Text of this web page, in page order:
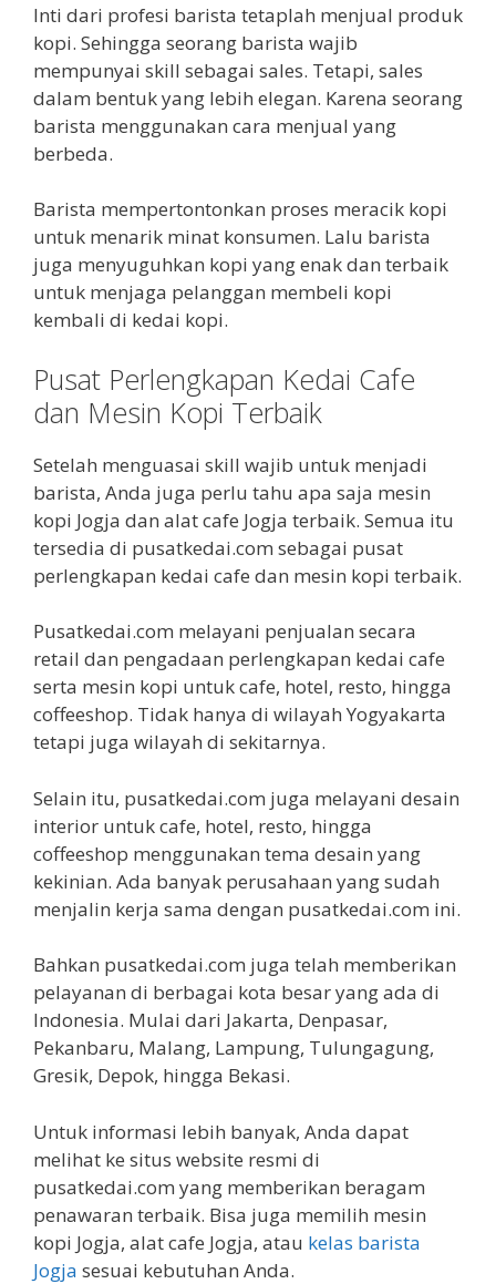
Inti dari profesi barista tetaplah menjual produk
kopi. Sehingga seorang barista wajib
mempunyai skill sebagai sales. Tetapi, sales
dalam bentuk yang lebih elegan. Karena seorang
barista menggunakan cara menjual yang
berbeda.
Barista mempertontonkan proses meracik kopi
untuk menarik minat konsumen. Lalu barista
juga menyuguhkan kopi yang enak dan terbaik
untuk menjaga pelanggan membeli kopi
kembali di kedai kopi.
Pusat Perlengkapan Kedai Cafe
dan Mesin Kopi Terbaik
Setelah menguasai skill wajib untuk menjadi
barista, Anda juga perlu tahu apa saja mesin
kopi Jogja dan alat cafe Jogja terbaik. Semua itu
tersedia di pusatkedai.com sebagai pusat
perlengkapan kedai cafe dan mesin kopi terbaik.
Pusatkedai.com melayani penjualan secara
retail dan pengadaan perlengkapan kedai cafe
serta mesin kopi untuk cafe, hotel, resto, hingga
coffeeshop. Tidak hanya di wilayah Yogyakarta
tetapi juga wilayah di sekitarnya.
Selain itu, pusatkedai.com juga melayani desain
interior untuk cafe, hotel, resto, hingga
coffeeshop menggunakan tema desain yang
kekinian. Ada banyak perusahaan yang sudah
menjalin kerja sama dengan pusatkedai.com ini.
Bahkan pusatkedai.com juga telah memberikan
pelayanan di berbagai kota besar yang ada di
Indonesia. Mulai dari Jakarta, Denpasar,
Pekanbaru, Malang, Lampung, Tulungagung,
Gresik, Depok, hingga Bekasi.
Untuk informasi lebih banyak, Anda dapat
melihat ke situs website resmi di
pusatkedai.com yang memberikan beragam
penawaran terbaik. Bisa juga memilih mesin
kopi Jogja, alat cafe Jogja, atau kelas barista
Jogja sesuai kebutuhan Anda.